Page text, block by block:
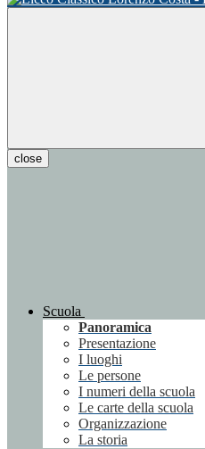
close
Scuola
Panoramica
Presentazione
I luoghi
Le persone
I numeri della scuola
Le carte della scuola
Organizzazione
La storia